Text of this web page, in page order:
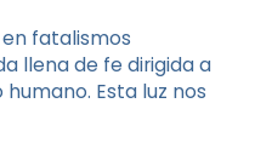
fatalismos
llena de fe dirigida a
Esta luz nos